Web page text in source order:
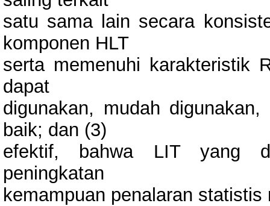
satu sama lain secara
komponen HLT
serta memenuhi karakteristik
dapat
digunakan, mudah
baik; dan (3)
efektif, bahwa LIT yang
peningkatan
kemampuan penalaran statistis